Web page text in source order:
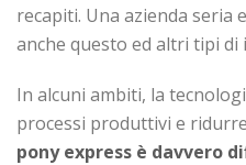
recapiti. Una azienda seria
anche questo ed altri tipi di
In alcuni ambiti, la
processi produttivi e
pony express è davvero